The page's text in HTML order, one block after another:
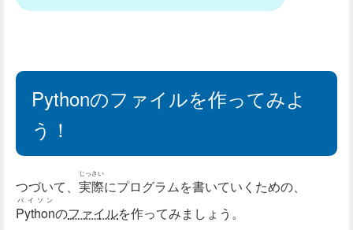
Pythonのファイルを作ってみよ
う！
つづいて、 実際
じっさい
にプログラムを書いていくための、
Python
パイソン
のファイルを作ってみましょう。